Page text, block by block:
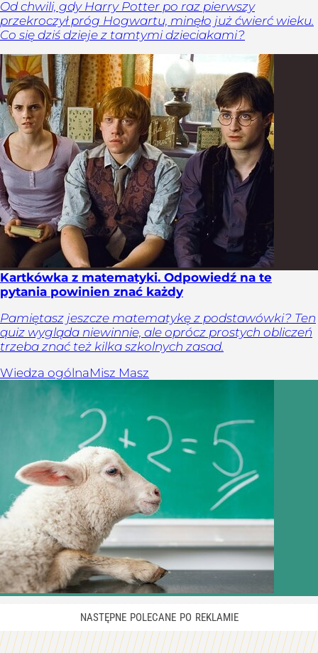
Od chwili, gdy Harry Potter po raz pierwszy
przekroczył próg Hogwartu, minęło już ćwierć wieku.
Co się dziś dzieje z tamtymi dzieciakami?
Kartkówka z matematyki. Odpowiedź na te
pytania powinien znać każdy
Pamiętasz jeszcze matematykę z podstawówki? Ten
quiz wygląda niewinnie, ale oprócz prostych obliczeń
trzeba znać też kilka szkolnych zasad.
Wiedza ogólnaMisz Masz